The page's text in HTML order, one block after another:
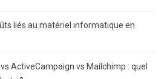
liés au matériel informatique en
ActiveCampaign vs Mailchimp : quel